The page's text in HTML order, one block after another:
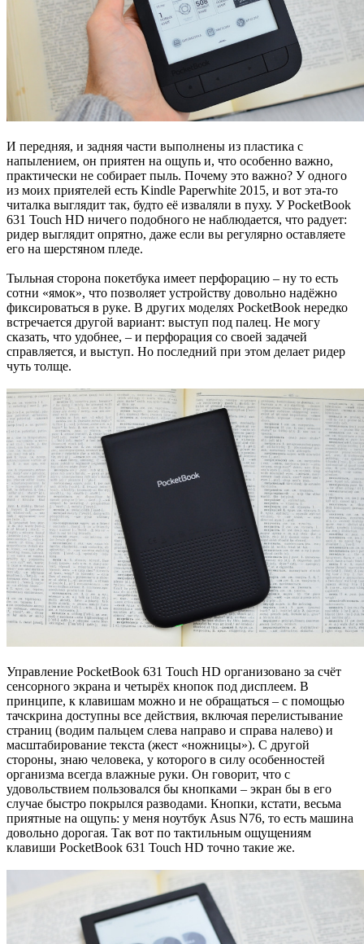
И передняя, и задняя части выполнены из пластика с
напылением, он приятен на ощупь и, что особенно важно,
практически не собирает пыль. Почему это важно? У одного
из моих приятелей есть Kindle Paperwhite 2015, и вот эта-то
читалка выглядит так, будто её изваляли в пуху. У PocketBook
631 Touch HD ничего подобного не наблюдается, что радует:
ридер выглядит опрятно, даже если вы регулярно оставляете
его на шерстяном пледе.
Тыльная сторона покетбука имеет перфорацию – ну то есть
сотни «ямок», что позволяет устройству довольно надёжно
фиксироваться в руке. В других моделях PocketBook нередко
встречается другой вариант: выступ под палец. Не могу
сказать, что удобнее, – и перфорация со своей задачей
справляется, и выступ. Но последний при этом делает ридер
чуть толще.
Управление PocketBook 631 Touch HD организовано за счёт
сенсорного экрана и четырёх кнопок под дисплеем. В
принципе, к клавишам можно и не обращаться – с помощью
тачскрина доступны все действия, включая перелистывание
страниц (водим пальцем слева направо и справа налево) и
масштабирование текста (жест «ножницы»). С другой
стороны, знаю человека, у которого в силу особенностей
организма всегда влажные руки. Он говорит, что с
удовольствием пользовался бы кнопками – экран бы в его
случае быстро покрылся разводами. Кнопки, кстати, весьма
приятные на ощупь: у меня ноутбук Asus N76, то есть машина
довольно дорогая. Так вот по тактильным ощущениям
клавиши PocketBook 631 Touch HD точно такие же.